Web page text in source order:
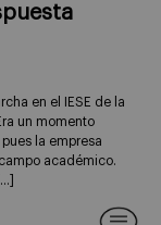
en el IESE de la
un momento
la empresa
académico.